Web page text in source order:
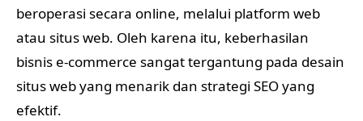
beroperasi secara online, melalui platform web
atau situs web. Oleh karena itu, keberhasilan
bisnis e-commerce sangat tergantung pada desain
situs web yang menarik dan strategi SEO yang
efektif.